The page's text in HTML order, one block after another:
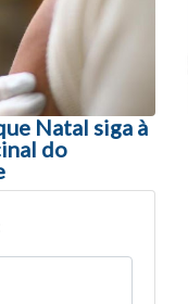
Natal siga à
do